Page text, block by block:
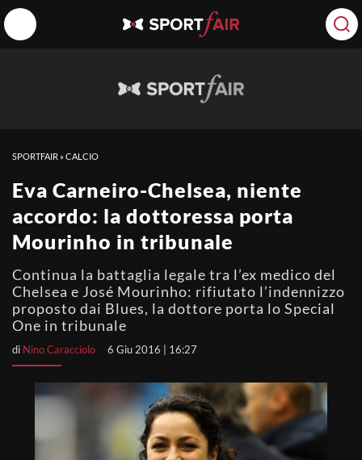
SPORTFAIR »CALCIO
Eva Carneiro-Chelsea, niente
accordo: la dottoressa porta
Mourinho in tribunale
Continua la battaglia legale tra l’ex medico del
Chelsea e José Mourinho: rifiutato l’indennizzo
proposto dai Blues, la dottore porta lo Special
One in tribunale
di Nino Caracciolo 6 Giu 2016 | 16:27